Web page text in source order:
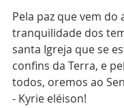
Pela paz que vem do
tranquilidade dos
santa Igreja que se
confins da Terra, e
todos, oremos ao
- Kyrie eléison!